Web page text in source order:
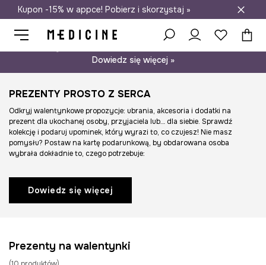
Darmowa dostawa do salonów
Kupon -15% w appce! Pobierz i skorzystaj »
Dowiedz się więcej »
PREZENTY PROSTO Z SERCA
Odkryj walentynkowe propozycje: ubrania, akcesoria i dodatki na
prezent dla ukochanej osoby, przyjaciela lub… dla siebie. Sprawdź
kolekcję i podaruj upominek, który wyrazi to, co czujesz! Nie masz
pomysłu? Postaw na kartę podarunkową, by obdarowana osoba
wybrała dokładnie to, czego potrzebuje:
Dowiedz się więcej
Prezenty na walentynki